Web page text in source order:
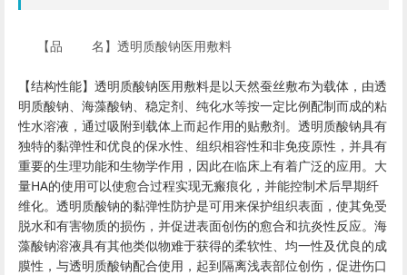
【品 名】透明质酸钠医用敷料
【结构性能】透明质酸钠医用敷料是以天然蚕丝敷布为载体，由透
明质酸钠、海藻酸钠、稳定剂、纯化水等按一定比例配制而成的粘
性水溶液，通过吸附到载体上而起作用的贴敷剂。透明质酸钠具有
独特的黏弹性和优良的保水性、组织相容性和非免疫原性，并具有
重要的生理功能和生物学作用，因此在临床上有着广泛的应用。大
量HA的使用可以使愈合过程实现无瘢痕化，并能控制术后早期纤
维化。透明质酸钠的黏弹性防护是可用来保护组织表面，使其免受
脱水和有害物质的损伤，并促进表面创伤的愈合和抗炎性反应。海
藻酸钠溶液具有其他类似物难于获得的柔软性、均一性及优良的成
膜性，与透明质酸钠配合使用，起到隔离浅表部位创伤，促进伤口